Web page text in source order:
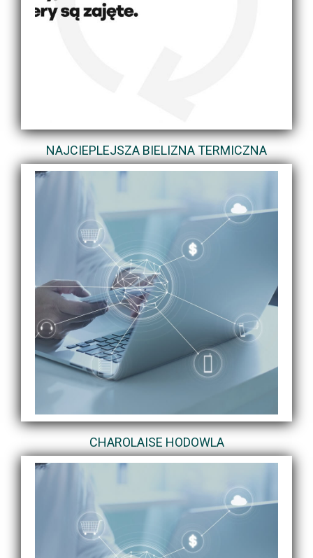
NAJCIEPLEJSZA BIELIZNA TERMICZNA
CHAROLAISE HODOWLA